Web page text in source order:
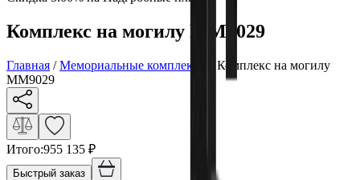
Комплекс на могилу ММ9029
Главная /Мемориальные комплексы
Комплекс на могилу
ММ9029
Итого:955 135 ₽
Быстрый заказ